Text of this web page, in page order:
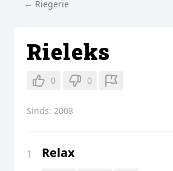
← Riegerie
Rieleks
0 0
Sinds: 2008
1 Relax